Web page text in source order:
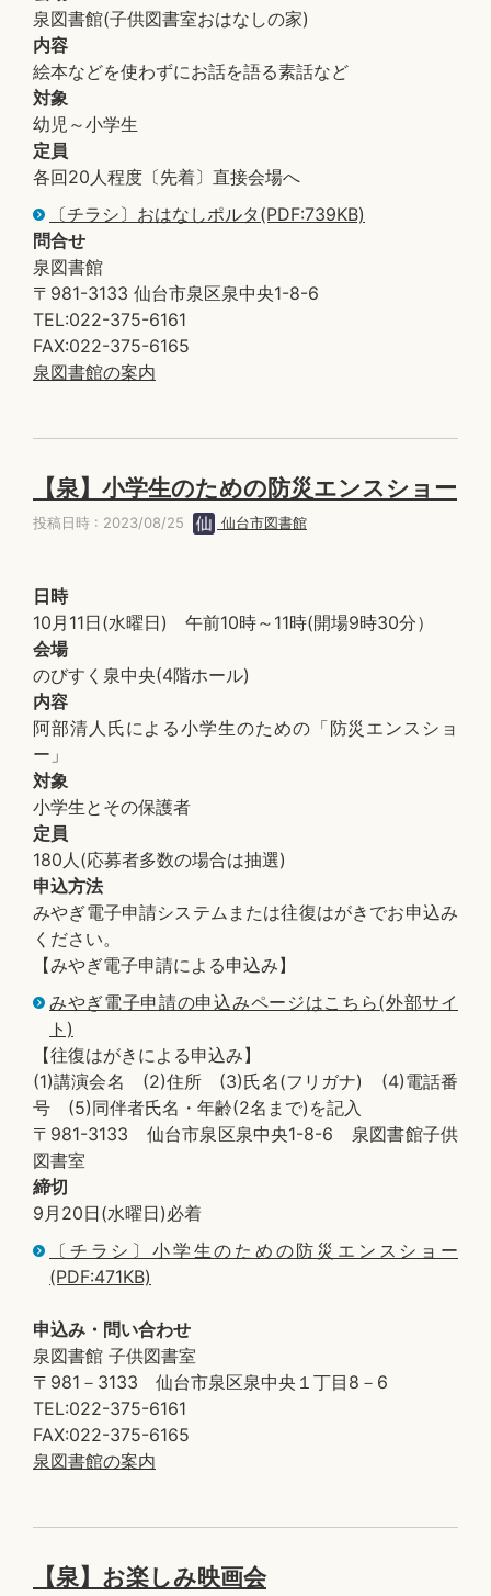
泉図書館(子供図書室おはなしの家)
内容
絵本などを使わずにお話を語る素話など
対象
幼児～小学生
定員
各回20人程度〔先着〕直接会場へ
〔チラシ〕おはなしポルタ(PDF:739KB)
問合せ
泉図書館
〒981-3133 仙台市泉区泉中央1-8-6
TEL:022-375-6161
FAX:022-375-6165
泉図書館の案内
【泉】小学生のための防災エンスショー
投稿日時 : 2023/08/25 仙台市図書館
日時
10月11日(水曜日) 午前10時～11時(開場9時30分）
会場
のびすく泉中央(4階ホール)
内容
阿部清人氏による小学生のための「防災エンスショ
ー」
対象
小学生とその保護者
定員
180人(応募者多数の場合は抽選)
申込方法
みやぎ電子申請システムまたは往復はがきでお申込み
ください。
【みやぎ電子申請による申込み】
みやぎ電子申請の申込みページはこちら(外部サイ
ト)
【往復はがきによる申込み】
(1)講演会名 (2)住所 (3)氏名(フリガナ) (4)電話番
号 (5)同伴者氏名・年齢(2名まで)を記入
〒981-3133 仙台市泉区泉中央1-8-6 泉図書館子供
図書室
締切
9月20日(水曜日)必着
〔チラシ〕小学生のための防災エンスショー
(PDF:471KB)
申込み・問い合わせ
泉図書館 子供図書室
〒981－3133 仙台市泉区泉中央１丁目8－6
TEL:022-375-6161
FAX:022-375-6165
泉図書館の案内
【泉】お楽しみ映画会